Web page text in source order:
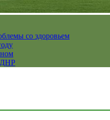
со здоровьем
ДНР